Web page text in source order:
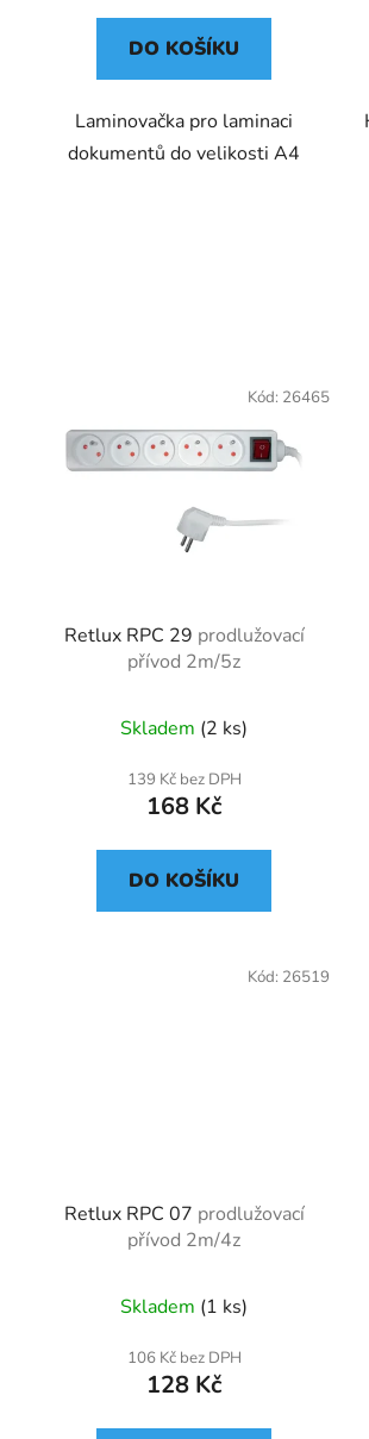
DO KOŠÍKU
Laminovačka pro laminaci
dokumentů do velikosti A4
Retlux RPC 29 prodlužovací
přívod 2m/5z
Skladem (2 ks)
139 Kč bez DPH
168 Kč
DO KOŠÍKU
Kód: 26465
Retlux RPC 07 prodlužovací
přívod 2m/4z
Skladem (1 ks)
106 Kč bez DPH
128 Kč
Kód: 26519